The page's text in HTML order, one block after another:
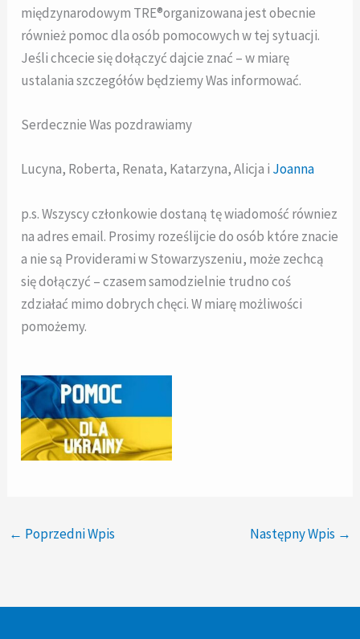
międzynarodowym TRE®organizowana jest obecnie
również pomoc dla osób pomocowych w tej sytuacji.
Jeśli chcecie się dołączyć dajcie znać – w miarę
ustalania szczegółów będziemy Was informować.
Serdecznie Was pozdrawiamy
Lucyna, Roberta, Renata, Katarzyna, Alicja i Joanna
p.s. Wszyscy członkowie dostaną tę wiadomość równiez
na adres email. Prosimy roześlijcie do osób które znacie
a nie są Providerami w Stowarzyszeniu, może zechcą
się dołączyć – czasem samodzielnie trudno coś
zdziałać mimo dobrych chęci. W miarę możliwości
pomożemy.
← Poprzedni Wpis Następny Wpis →